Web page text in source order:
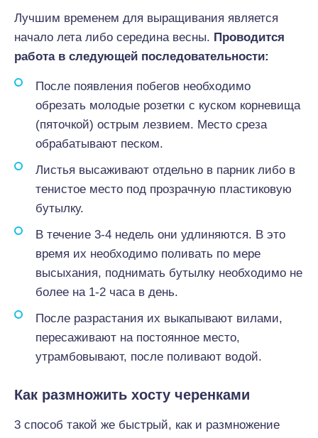
Лучшим временем для выращивания является
начало лета либо середина весны. Проводится
работа в следующей последовательности:
После появления побегов необходимо
обрезать молодые розетки с куском корневища
(пяточкой) острым лезвием. Место среза
обрабатывают песком.
Листья высаживают отдельно в парник либо в
тенистое место под прозрачную пластиковую
бутылку.
В течение 3-4 недель они удлиняются. В это
время их необходимо поливать по мере
высыхания, поднимать бутылку необходимо не
более на 1-2 часа в день.
После разрастания их выкапывают вилами,
пересаживают на постоянное место,
утрамбовывают, после поливают водой.
Как размножить хосту черенками
3 способ такой же быстрый, как и размножение